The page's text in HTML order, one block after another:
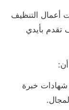
التنظيف
بأيدي
خبرة